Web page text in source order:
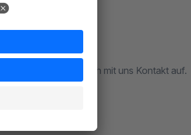
und Preise
Sie bitte einfach mit uns Kontakt auf.